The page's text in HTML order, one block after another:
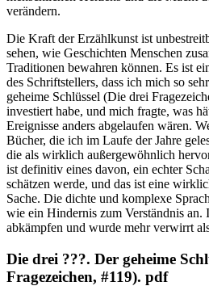
verändern.
Die Kraft der Erzählkunst ist
sehen, wie Geschichten Menschen
Traditionen bewahren können. Es ist
des Schriftstellers, dass ich mich so
geheime Schlüssel (Die drei
investiert habe, und mich fragte, was
Ereignisse anders abgelaufen wären.
Bücher, die ich im Laufe der Jahre
die als wirklich außergewöhnlich
ist definitiv eines davon, ein echter
schätzen werde, und das ist eine
Sache. Die dichte und komplexe
wie ein Hindernis zum Verständnis
abkämpfen und wurde mehr verwirrt
Die drei ???. Der geheime
Fragezeichen, #119). pdf